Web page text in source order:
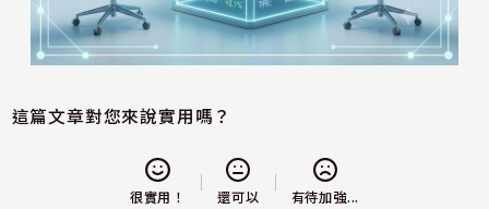
這篇文章對您來說實用嗎？
很實用！ 還可以 有待加強...